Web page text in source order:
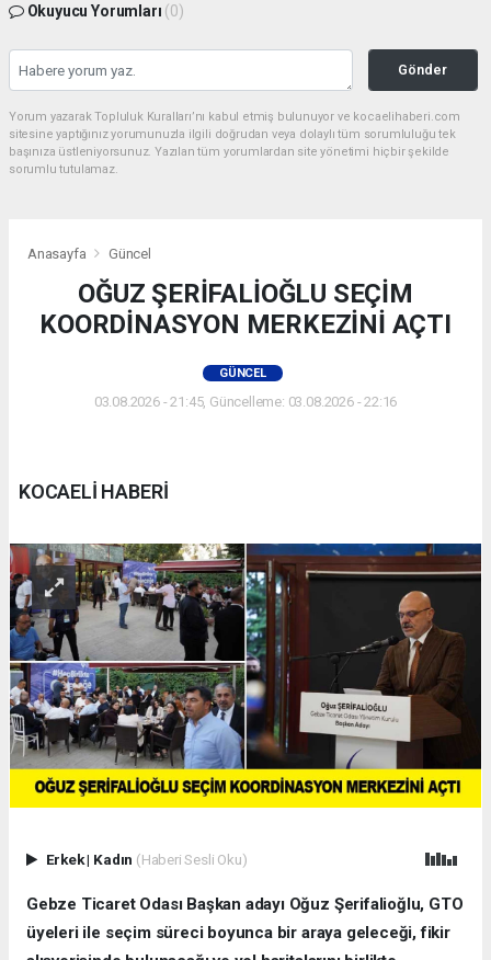
Okuyucu Yorumları (0)
Gönder
Yorum yazarak Topluluk Kuralları’nı kabul etmiş bulunuyor ve kocaelihaberi.com
sitesine yaptığınız yorumunuzla ilgili doğrudan veya dolaylı tüm sorumluluğu tek
başınıza üstleniyorsunuz. Yazılan tüm yorumlardan site yönetimi hiçbir şekilde
sorumlu tutulamaz.
Anasayfa Güncel
OĞUZ ŞERİFALİOĞLU SEÇİM
KOORDİNASYON MERKEZİNİ AÇTI
GÜNCEL
03.08.2026 - 21:45, Güncelleme: 03.08.2026 - 22:16
KOCAELİ HABERİ
Erkek| Kadın (Haberi Sesli Oku)
Gebze Ticaret Odası Başkan adayı Oğuz Şerifalioğlu, GTO
üyeleri ile seçim süreci boyunca bir araya geleceği, fikir